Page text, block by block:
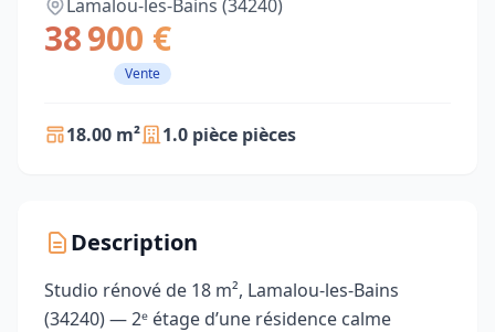
Lamalou-les-Bains (34240)
38 900 €
Vente
18.00 m² 1.0 pièce pièces
Description
Studio rénové de 18 m², Lamalou-les-Bains
(34240) — 2ᵉ étage d’une résidence calme